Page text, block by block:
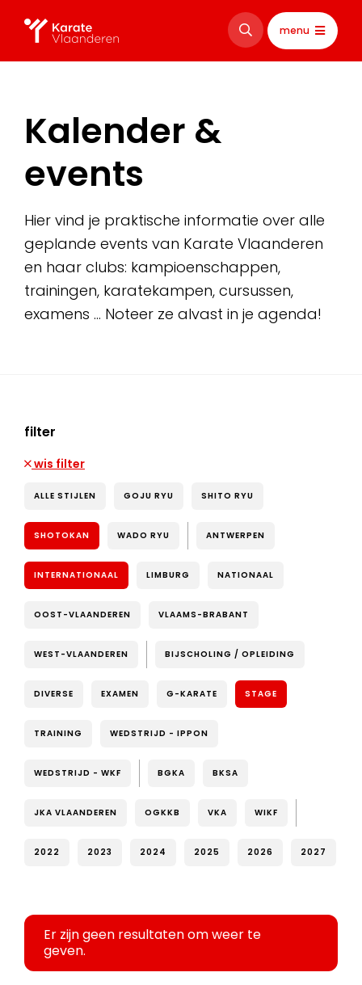
menu
Kalender &
events
Hier vind je praktische informatie over alle
geplande events van Karate Vlaanderen
en haar clubs: kampioenschappen,
trainingen, karatekampen, cursussen,
examens … Noteer ze alvast in je agenda!
filter
wis filter
ALLE STIJLEN GOJU RYU SHITO RYU
SHOTOKAN WADO RYU ANTWERPEN
INTERNATIONAAL LIMBURG NATIONAAL
OOST-VLAANDEREN VLAAMS-BRABANT
WEST-VLAANDEREN BIJSCHOLING / OPLEIDING
DIVERSE EXAMEN G-KARATE STAGE
TRAINING WEDSTRIJD - IPPON
WEDSTRIJD - WKF BGKA BKSA
JKA VLAANDEREN OGKKB VKA WIKF
2022 2023 2024 2025 2026 2027
Er zijn geen resultaten om weer te
geven.